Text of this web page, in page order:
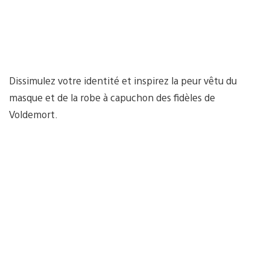
Dissimulez votre identité et inspirez la peur vêtu du
masque et de la robe à capuchon des fidèles de
Voldemort.